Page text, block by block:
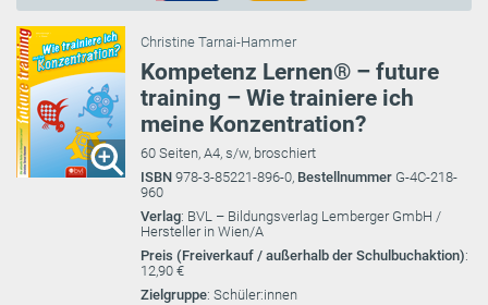
Christine Tarnai-Hammer
Kompetenz Lernen® – future
training – Wie trainiere ich
meine Konzentration?
60 Seiten, A4, s/w, broschiert
ISBN 978-3-85221-896-0, Bestellnummer G-4C-218-
960
Verlag: BVL – Bildungsverlag Lemberger GmbH /
Hersteller in Wien/A
Preis (Freiverkauf / außerhalb der Schulbuchaktion):
12,90 €
Zielgruppe: Schüler:innen